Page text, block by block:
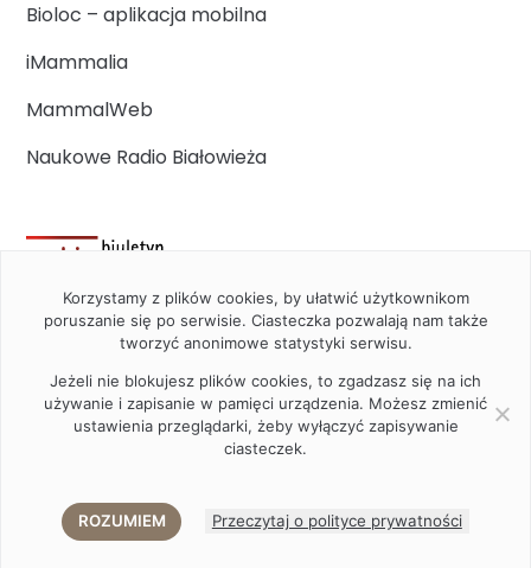
Bioloc – aplikacja mobilna
iMammalia
MammalWeb
Naukowe Radio Białowieża
Designed and developed by
Korzystamy z plików cookies, by ułatwić użytkownikom
poruszanie się po serwisie. Ciasteczka pozwalają nam także
tworzyć anonimowe statystyki serwisu.
Jeżeli nie blokujesz plików cookies, to zgadzasz się na ich
używanie i zapisanie w pamięci urządzenia. Możesz zmienić
ustawienia przeglądarki, żeby wyłączyć zapisywanie
ciasteczek.
ROZUMIEM Przeczytaj o polityce prywatności